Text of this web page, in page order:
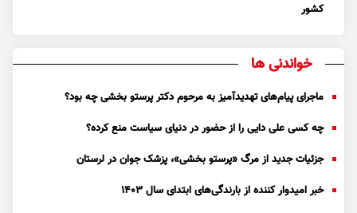
کشور
خواندنی ها
ماجرای پیام‌های تهدیدآمیز به مرحوم دکتر پرستو بخشی چه بود؟
چه کسی علی دایی را از حضور در دنیای سیاست منع کرده؟
جزئیات جدید از مرگ «پرستو بخشی»، پزشک جوان در لرستان
خبر امیدوار کننده از بارندگی‌های ابتدای سال ۱۴۰۳